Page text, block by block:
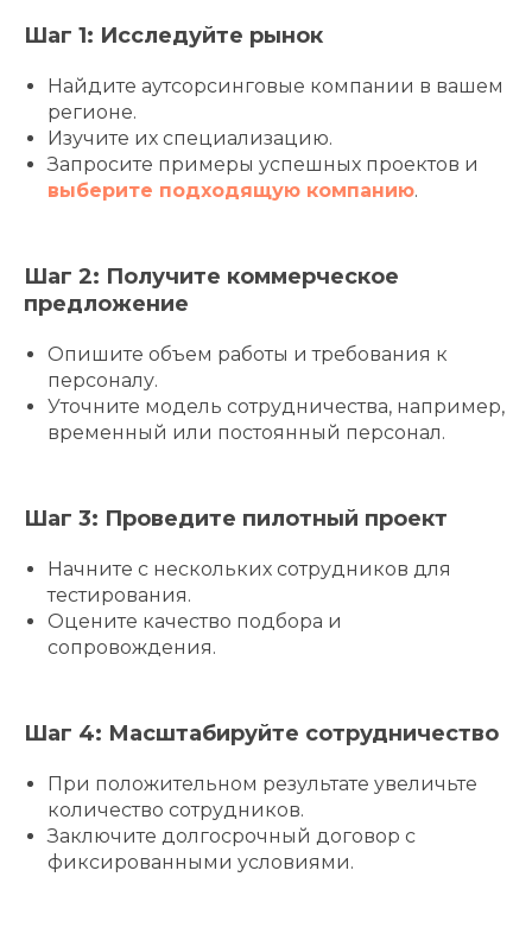
Шаг 1: Исследуйте рынок
Найдите аутсорсинговые компании в вашем
регионе.
Изучите их специализацию.
Запросите примеры успешных проектов и
выберите подходящую компанию.
Шаг 2: Получите коммерческое
предложение
Опишите объем работы и требования к
персоналу.
Уточните модель сотрудничества, например,
временный или постоянный персонал.
Шаг 3: Проведите пилотный проект
Начните с нескольких сотрудников для
тестирования.
Оцените качество подбора и
сопровождения.
Шаг 4: Масштабируйте сотрудничество
При положительном результате увеличьте
количество сотрудников.
Заключите долгосрочный договор с
фиксированными условиями.